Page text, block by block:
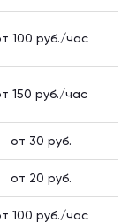
100 руб./час
150 руб./час
от 30 руб.
от 20 руб.
100 руб./час